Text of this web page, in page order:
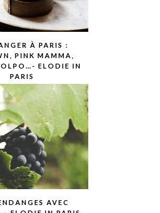
À PARIS :
PINK MAMMA,
ELODIE IN
PARIS
AVEC